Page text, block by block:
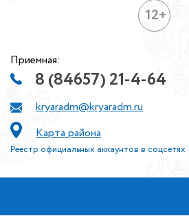
12+
Приемная:
8 (84657) 21-4-64
kryaradm@kryaradm.ru
Карта района
Реестр официальных аккаунтов в соцсетях